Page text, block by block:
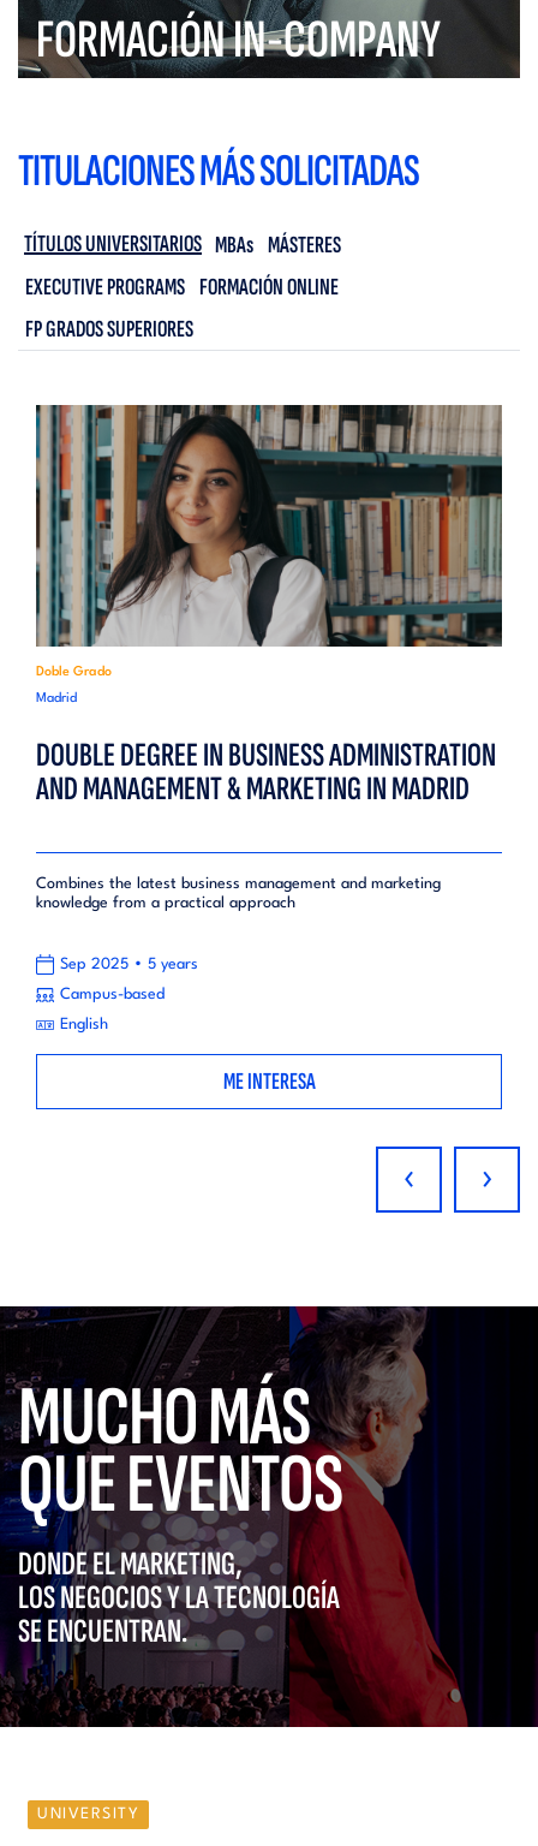
FORMACIÓN IN-COMPANY
TITULACIONES MÁS SOLICITADAS
TÍTULOS UNIVERSITARIOS MBAs MÁSTERES
EXECUTIVE PROGRAMS FORMACIÓN ONLINE
FP GRADOS SUPERIORES
Doble Grado
Madrid
DOUBLE DEGREE IN BUSINESS ADMINISTRATION
AND MANAGEMENT & MARKETING IN MADRID
Combines the latest business management and marketing
knowledge from a practical approach
Sep 2025 • 5 years
Campus-based
English
ME INTERESA
‹ ›
MUCHO MÁS
QUE EVENTOS
DONDE EL MARKETING,
LOS NEGOCIOS Y LA TECNOLOGÍA
SE ENCUENTRAN.
UNIVERSITY